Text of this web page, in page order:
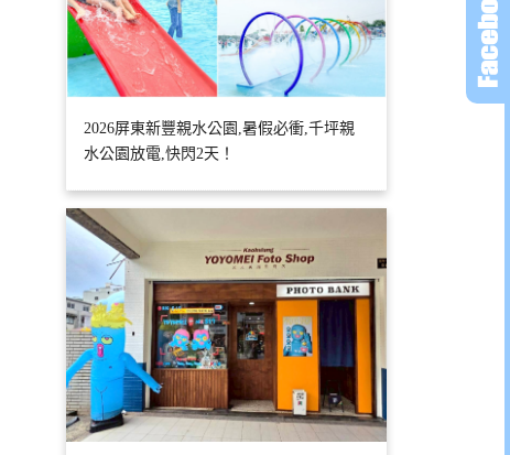
2026屏東新豐親水公園,暑假必衝,千坪親
水公園放電,快閃2天！